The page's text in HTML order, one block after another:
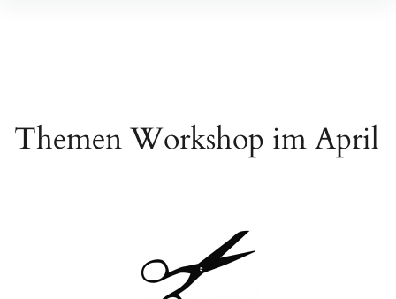
Themen Workshop im April